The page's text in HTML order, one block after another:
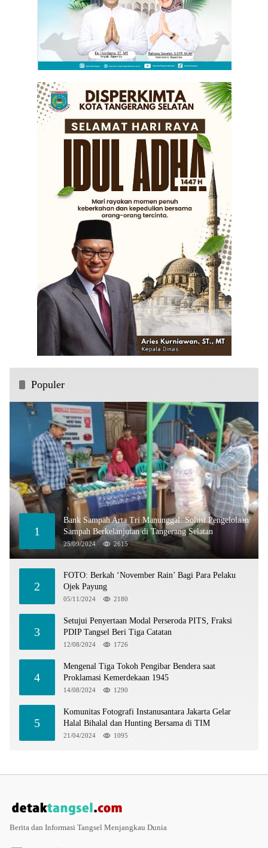
Populer
1
Bank Sampah Arta Tri Manunggal: Solusi Pengelolaan
Sampah Berkelanjutan di Tangerang Selatan
25/09/2024 2615
2
FOTO: Berkah ‘November Rain’ Bagi Para Pelaku
Ojek Payung
05/11/2024 2180
3
Setujui Penyertaan Modal Perseroda PITS, Fraksi
PDIP Tangsel Beri Tiga Catatan
12/08/2024 1726
4
Mengenal Tiga Tokoh Pengibar Bendera saat
Proklamasi Kemerdekaan 1945
14/08/2024 1290
5
Komunitas Fotografi Instanusantara Jakarta Gelar
Halal Bihalal dan Hunting Bersama di TIM
21/04/2024 1095
Berita dan Informasi Tangsel Menjangkau Dunia